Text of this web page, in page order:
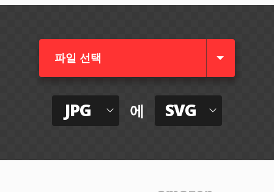
파일 선택
JPG 에 SVG